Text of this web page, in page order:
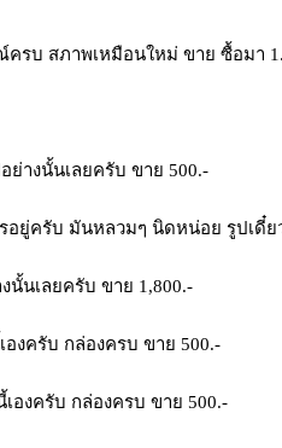
รบ สภาพเหมือนใหม่ ขาย ซื้อมา
ย่างนั้นเลยครับ ขาย 500.-
รอยู่ครับ มันหลวมๆ นิดหน่อย รูปเดี๋ย
นั้นเลยครับ ขาย 1,800.-
องครับ กล่องครบ ขาย 500.-
เองครับ กล่องครบ ขาย 500.-